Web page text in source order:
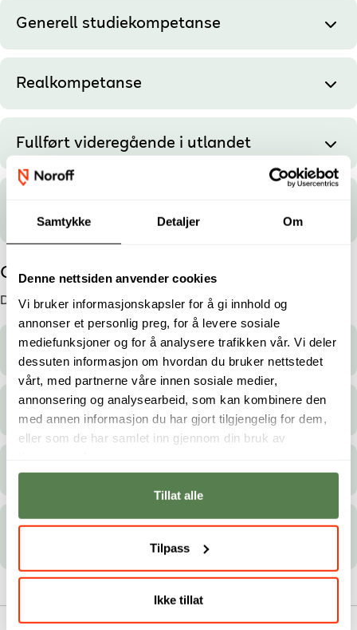
Samtykke Detaljer Om
Denne nettsiden anvender cookies
Vi bruker informasjonskapsler for å gi innhold og
annonser et personlig preg, for å levere sosiale
mediefunksjoner og for å analysere trafikken vår. Vi deler
dessuten informasjon om hvordan du bruker nettstedet
vårt, med partnerne våre innen sosiale medier,
annonsering og analysearbeid, som kan kombinere den
med annen informasjon du har gjort tilgjengelig for dem,
eller som de har samlet inn gjennom din bruk av
Tillat alle
Tilpass
Ikke tillat
Generell studiekompetanse
Realkompetanse
Fullført videregående i utlandet
Finance
Opptakskrav for høyskolestudier
Du må oppfylleettav disse kravene:
Generell studiekompetanse
Realkompetanse
Fullført videregående i utlandet
Spesielle opptakskrav i matematikk for IT-